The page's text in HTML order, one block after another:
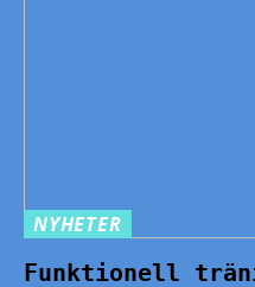
NYHETER
Funktionell